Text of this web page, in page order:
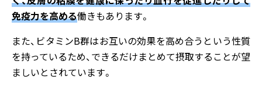
免疫力を高める働きもあります。
また、ビタミンB群はお互いの効果を高め合うという性質
を持っているため、できるだけまとめて摂取することが望
ましいとされています。